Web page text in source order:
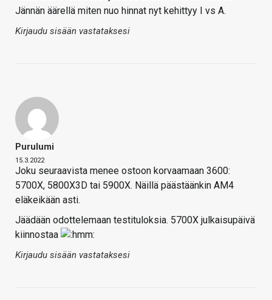
Jännän äärellä miten nuo hinnat nyt kehittyy I vs A.
Kirjaudu sisään vastataksesi
Purulumi
15.3.2022
Joku seuraavista menee ostoon korvaamaan 3600:
5700X, 5800X3D tai 5900X. Näillä päästäänkin AM4
eläkeikään asti.
Jäädään odottelemaan testituloksia. 5700X julkaisupäivä
kiinnostaa
Kirjaudu sisään vastataksesi